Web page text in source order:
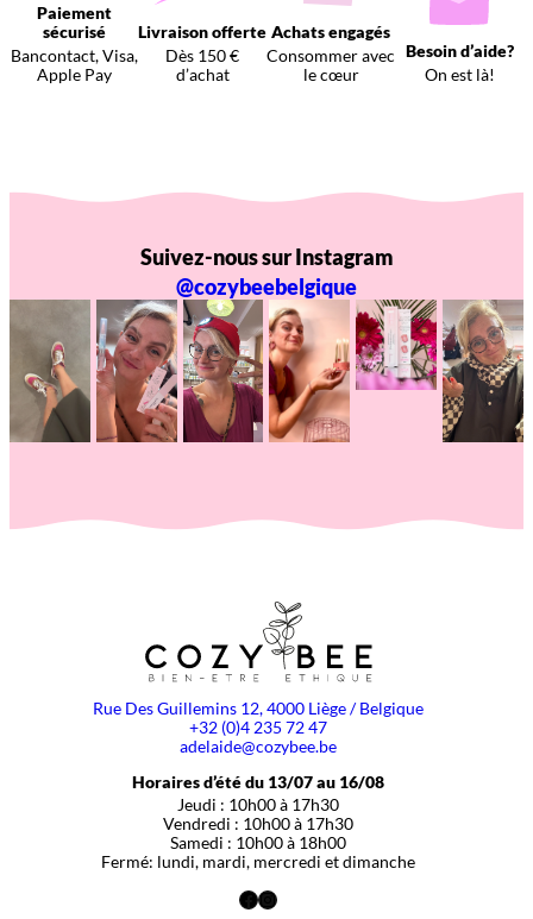
Paiement
sécurisé
Bancontact, Visa,
Apple Pay
Livraison offerte
Dès 150 €
d’achat
Achats engagés
Consommer avec
le cœur
Besoin d’aide?
On est là!
Suivez-nous sur Instagram
@cozybeebelgique
Rue Des Guillemins 12, 4000 Liège / Belgique
+32 (0)4 235 72 47
adelaide@cozybee.be
Horaires d’été du 13/07 au 16/08
Jeudi : 10h00 à 17h30
Vendredi : 10h00 à 17h30
Samedi : 10h00 à 18h00
Fermé: lundi, mardi, mercredi et dimanche
Facebook
Instagram